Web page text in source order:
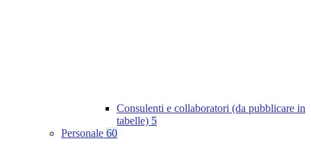
Consulenti e collaboratori (da pubblicare in
tabelle) 5
Personale 60